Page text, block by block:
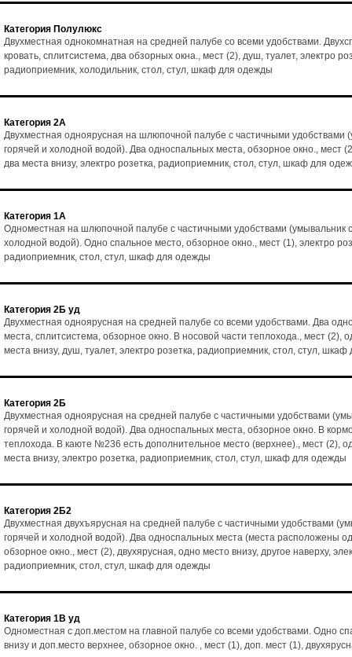
Категория Полулюкс
Двухместная однокомнатная на средней палубе со всеми удобствами.
кровать, сплитсистема, два обзорных окна., мест (2), душ, туалет, электро
радиоприемник, холодильник, стол, стул, шкаф для одежды
Категория 2А
Двухместная одноярусная на шлюпочной палубе с частичными удобствами
горячей и холодной водой). Два односпальных места, обзорное окно., мест
два места внизу, электро розетка, радиоприемник, стол, стул, шкаф для
Категория 1А
Одноместная на шлюпочной палубе с частичными удобствами (умывальник
холодной водой). Одно спальное место, обзорное окно., мест (1), электро
радиоприемник, стол, стул, шкаф для одежды
Категория 2Б уд
Двухместная одноярусная на средней палубе со всеми удобствами. Два
места, сплитсистема, обзорное окно. В носовой части теплохода., мест (2),
места внизу, душ, туалет, электро розетка, радиоприемник, стол, стул,
Категория 2Б
Двухместная одноярусная на средней палубе с частичными удобствами
горячей и холодной водой). Два односпальных места, обзорное окно. В
теплохода. В каюте №236 есть дополнительное место (верхнее)., мест (2),
места внизу, электро розетка, радиоприемник, стол, стул, шкаф для одежды
Категория 2Б2
Двухместная двухъярусная на средней палубе с частичными удобствами
горячей и холодной водой). Два односпальных места (места расположены
обзорное окно., мест (2), двухярусная, одно место внизу, другое наверху,
радиоприемник, стол, стул, шкаф для одежды
Категория 1В уд
Одноместная с доп.местом на главной палубе со всеми удобствами. Одно
внизу и доп.место верхнее, обзорное окно. , мест (1), доп. мест (1),